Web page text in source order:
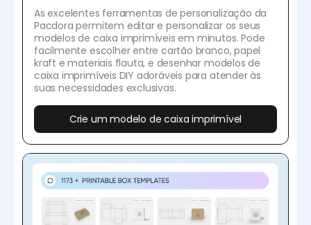
As excelentes ferramentas de personalização da
Pacdora permitem editar e personalizar os seus
modelos de caixa imprimíveis em minutos. Pode
facilmente escolher entre cartão branco, papel
kraft e materiais flauta, e desenhar modelos de
caixa imprimíveis DIY adoráveis para atender às
suas necessidades exclusivas.
Crie um modelo de caixa imprimível